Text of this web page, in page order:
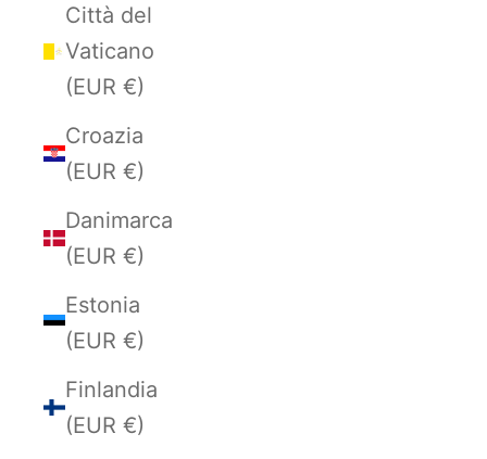
Città del
Vaticano
(EUR €)
Croazia
(EUR €)
Danimarca
(EUR €)
Estonia
(EUR €)
Finlandia
(EUR €)